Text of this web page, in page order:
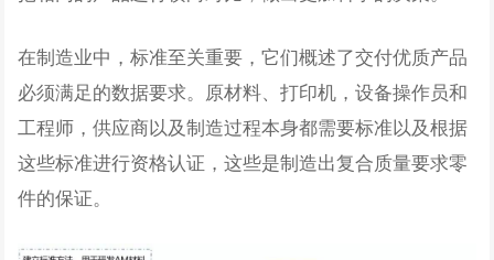
在制造业中，标准至关重要，它们概述了交付优质产品
必须满足的数据要求。原材料、打印机，设备操作员和
工程师，供应商以及制造过程本身都需要标准以及根据
这些标准进行资格认证，这些是制造出复合质量要求零
件的保证。